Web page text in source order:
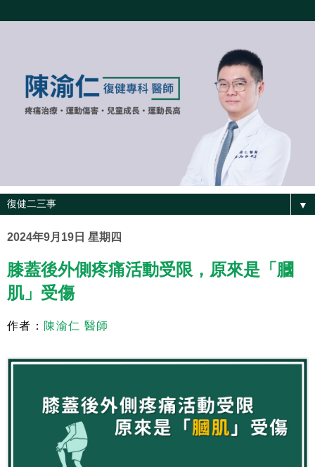
▼
2024年9月19日 星期四
膝蓋後外側疼痛活動受限，原來是「膕
肌」受傷
作者： 陳渝仁 醫師